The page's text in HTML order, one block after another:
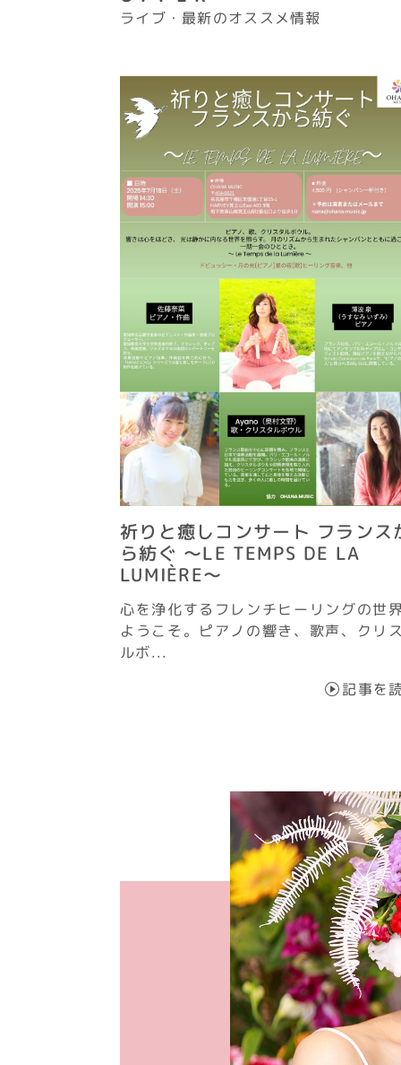
ライブ・最新のオススメ情報
祈りと癒しコンサート フランス
ら紡ぐ ～LE TEMPS DE LA
LUMIÈRE～
心を浄化するフレンチヒーリングの世
ようこそ。ピアノの響き、歌声、クリ
ルボ...
記事を